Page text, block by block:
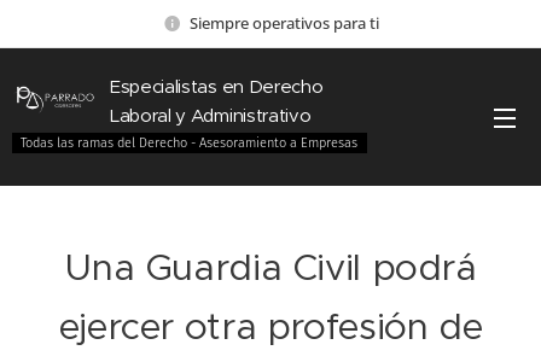
Siempre operativos para ti
Especialistas en Derecho
Laboral y Administrativo
Todas las ramas del Derecho - Asesoramiento a Empresas
Una Guardia Civil podrá
ejercer otra profesión de